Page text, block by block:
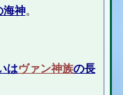
海神。
はヴァン神族の長